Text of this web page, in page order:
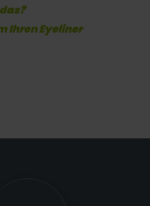
Ihren Eyeliner